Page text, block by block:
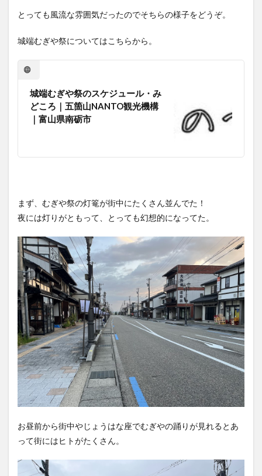
とっても風流な雰囲気だったのでそちらの様子をどうぞ。
城端むぎや祭についてはこちらから。
城端むぎや祭のスケジュール・み
どころ｜五箇山NANTO観光機構
｜富山県南砺市
まず、むぎや祭の灯篭が街中にたくさん並んでた！
夜には灯りがともって、とっても幻想的になってた。
お昼前から街中やじょうはな座でむぎやの踊りが見れるとあ
って街にはヒトがたくさん。